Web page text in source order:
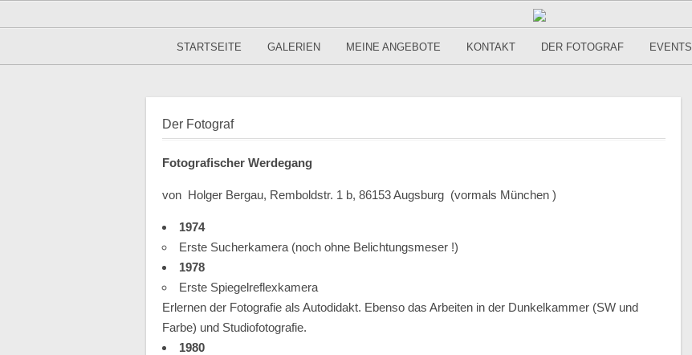
STARTSEITE GALERIEN MEINE ANGEBOTE KONTAKT DER FOTOGRAF EVENTS
Der Fotograf
Fotografischer Werdegang
von Holger Bergau, Remboldstr. 1 b, 86153 Augsburg (vormals München )
1974
Erste Sucherkamera (noch ohne Belichtungsmeser !)
1978
Erste Spiegelreflexkamera
Erlernen der Fotografie als Autodidakt. Ebenso das Arbeiten in der Dunkelkammer (SW und
Farbe) und Studiofotografie.
1980